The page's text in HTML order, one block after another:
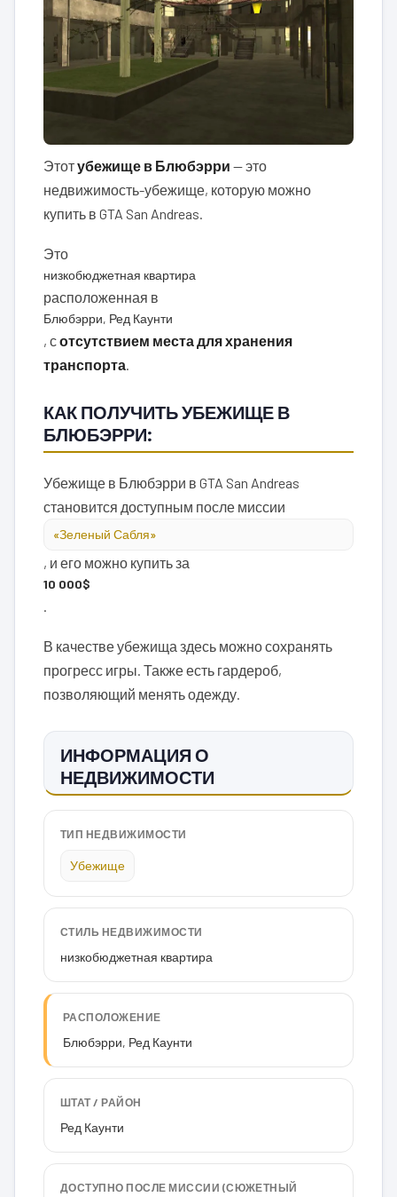
Этотубежище в Блюбэрри — это
недвижимость-убежище, которую можно
купить в GTA San Andreas.
Это
низкобюджетная квартира
расположенная в
Блюбэрри, Ред Каунти
, сотсутствием места для хранения
транспорта
КАК ПОЛУЧИТЬ УБЕЖИЩЕ В
БЛЮБЭРРИ:
Убежище в Блюбэрри в GTA San Andreas
становится доступным после миссии
«Зеленый Сабля»
, и его можно купить за
10 000$
В качестве убежища здесь можно сохранять
прогресс игры. Также есть гардероб,
позволяющий менять одежду.
ИНФОРМАЦИЯ О
НЕДВИЖИМОСТИ
ТИП НЕДВИЖИМОСТИ
Убежище
СТИЛЬ НЕДВИЖИМОСТИ
низкобюджетная квартира
РАСПОЛОЖЕНИЕ
Блюбэрри, Ред Каунти
ШТАТ / РАЙОН
Ред Каунти
ДОСТУПНО ПОСЛЕ МИССИИ (СЮЖЕТНЫЙ